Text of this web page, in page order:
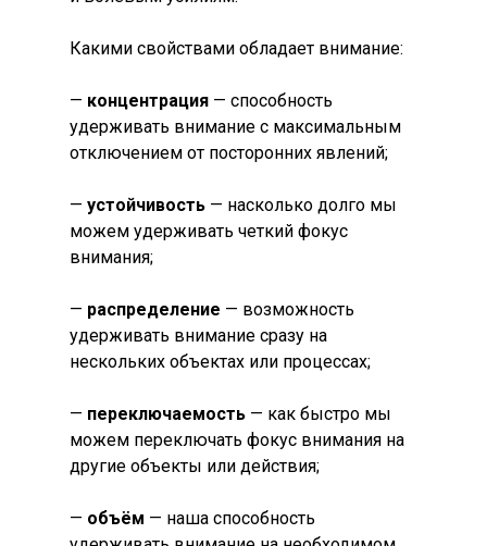
Какими свойствами обладает внимание:
— концентрация — способность
удерживать внимание с максимальным
отключением от посторонних явлений;
— устойчивость — насколько долго мы
можем удерживать четкий фокус
внимания;
— распределение — возможность
удерживать внимание сразу на
нескольких объектах или процессах;
— переключаемость — как быстро мы
можем переключать фокус внимания на
другие объекты или действия;
— объём — наша способность